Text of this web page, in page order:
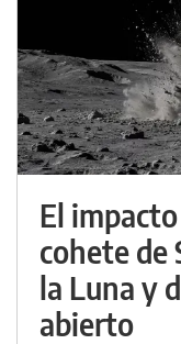
El
cohete de
la Luna y
abierto